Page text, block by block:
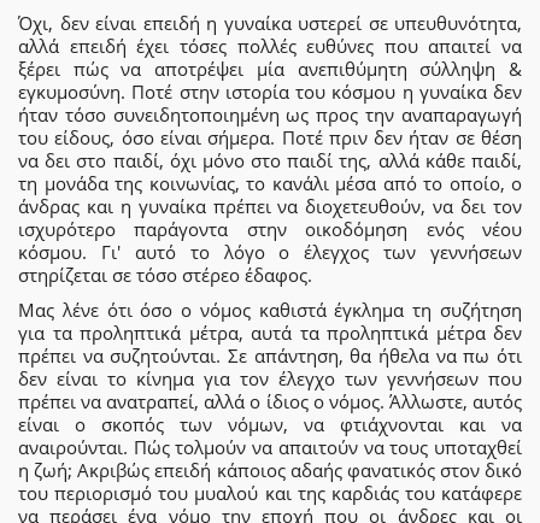
Όχι, δεν είναι επειδή η γυναίκα υστερεί σε υπευθυνότητα,
αλλά επειδή έχει τόσες πολλές ευθύνες που απαιτεί να
ξέρει πώς να αποτρέψει μία ανεπιθύμητη σύλληψη &
εγκυμοσύνη. Ποτέ στην ιστορία του κόσμου η γυναίκα δεν
ήταν τόσο συνειδητοποιημένη ως προς την αναπαραγωγή
του είδους, όσο είναι σήμερα. Ποτέ πριν δεν ήταν σε θέση
να δει στο παιδί, όχι μόνο στο παιδί της, αλλά κάθε παιδί,
τη μονάδα της κοινωνίας, το κανάλι μέσα από το οποίο, ο
άνδρας και η γυναίκα πρέπει να διοχετευθούν, να δει τον
ισχυρότερο παράγοντα στην οικοδόμηση ενός νέου
κόσμου. Γι' αυτό το λόγο ο έλεγχος των γεννήσεων
στηρίζεται σε τόσο στέρεο έδαφος.
Μας λένε ότι όσο ο νόμος καθιστά έγκλημα τη συζήτηση
για τα προληπτικά μέτρα, αυτά τα προληπτικά μέτρα δεν
πρέπει να συζητούνται. Σε απάντηση, θα ήθελα να πω ότι
δεν είναι το κίνημα για τον έλεγχο των γεννήσεων που
πρέπει να ανατραπεί, αλλά ο ίδιος ο νόμος. Άλλωστε, αυτός
είναι ο σκοπός των νόμων, να φτιάχνονται και να
αναιρούνται. Πώς τολμούν να απαιτούν να τους υποταχθεί
η ζωή; Ακριβώς επειδή κάποιος αδαής φανατικός στον δικό
του περιορισμό του μυαλού και της καρδιάς του κατάφερε
να περάσει ένα νόμο την εποχή που οι άνδρες και οι